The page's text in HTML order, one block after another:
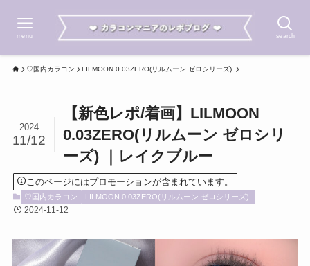
search
menu
♡国内カラコン LILMOON 0.03ZERO(リルムーン ゼロシリーズ)
【新色レポ/着画】LILMOON
0.03ZERO(リルムーン ゼロシリ
ーズ) ｜レイクブルー
2024
11/12
このページにはプロモーションが含まれています。
♡国内カラコン LILMOON 0.03ZERO(リルムーン ゼロシリーズ)
2024-11-12